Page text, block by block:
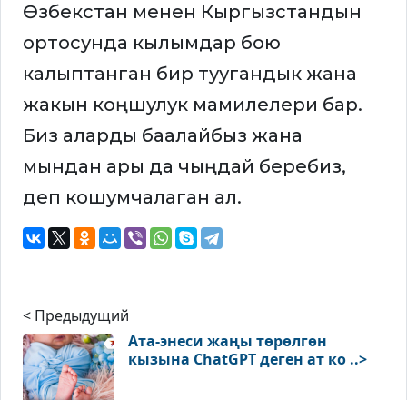
Өзбекстан менен Кыргызстандын
ортосунда кылымдар бою
калыптанган бир туугандык жана
жакын коңшулук мамилелери бар.
Биз аларды баалайбыз жана
мындан ары да чыңдай беребиз,
деп кошумчалаган ал.
< Предыдущий
Ата-энеси жаңы төрөлгөн
кызына ChatGPT деген ат ко ..>